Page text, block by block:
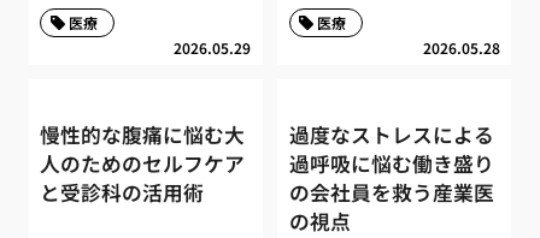
2026.05.29
医療
2026.05.28
医療
慢性的な腹痛に悩む大
人のためのセルフケア
と受診科の活用術
過度なストレスによる
過呼吸に悩む働き盛り
の会社員を救う産業医
の視点